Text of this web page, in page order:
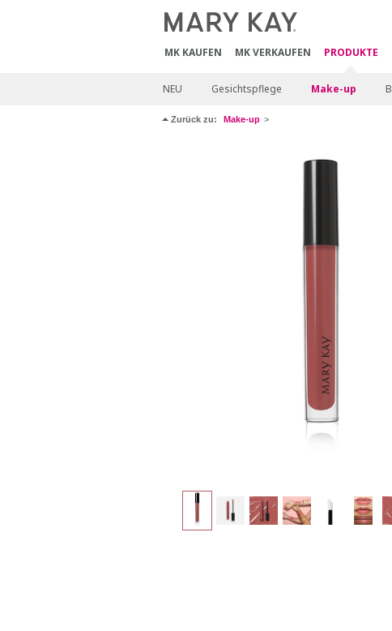
MK KAUFEN MK VERKAUFEN PRODUKTE
NEU Gesichtspflege Make-up
Zurück zu: Make-up